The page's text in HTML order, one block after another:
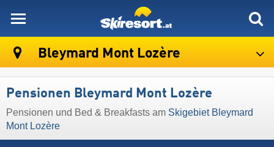
Bleymard Mont Lozère
Pensionen Bleymard Mont Lozère
Pensionen und Bed & Breakfasts am Skigebiet Bleymard
Mont Lozère